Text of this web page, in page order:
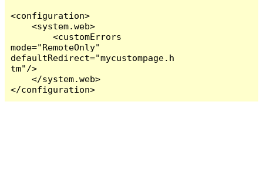
<configuration>
    <system.web>
        <customErrors
mode="RemoteOnly"
defaultRedirect="mycustompage.h
tm"/>
    </system.web>
</configuration>